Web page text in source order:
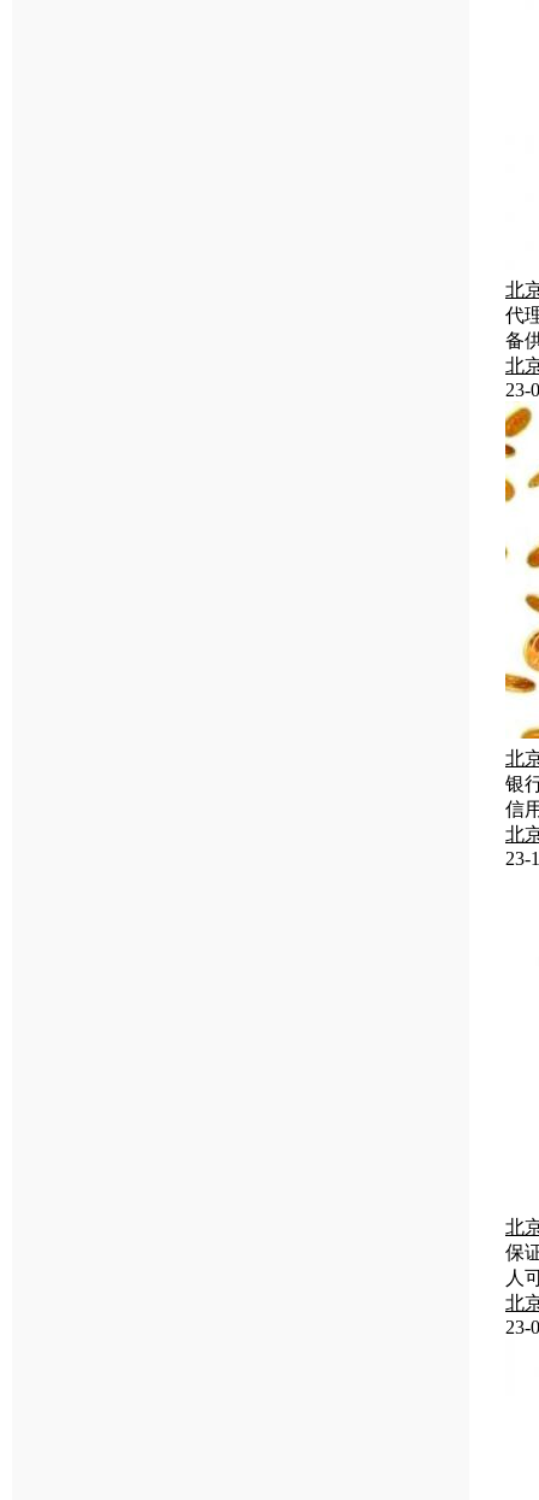
北
代
备
北
23-
北
银
信
北
23-
北
保
人
北
23-